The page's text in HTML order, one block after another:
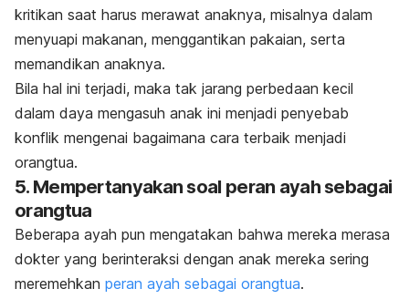
kritikan saat harus merawat anaknya, misalnya dalam
menyuapi makanan, menggantikan pakaian, serta
memandikan anaknya.
Bila hal ini terjadi, maka tak jarang perbedaan kecil
dalam daya mengasuh anak ini menjadi penyebab
konflik mengenai bagaimana cara terbaik menjadi
orangtua.
5. Mempertanyakan soal peran ayah sebagai
orangtua
Beberapa ayah pun mengatakan bahwa mereka merasa
dokter yang berinteraksi dengan anak mereka sering
meremehkan peran ayah sebagai orangtua.